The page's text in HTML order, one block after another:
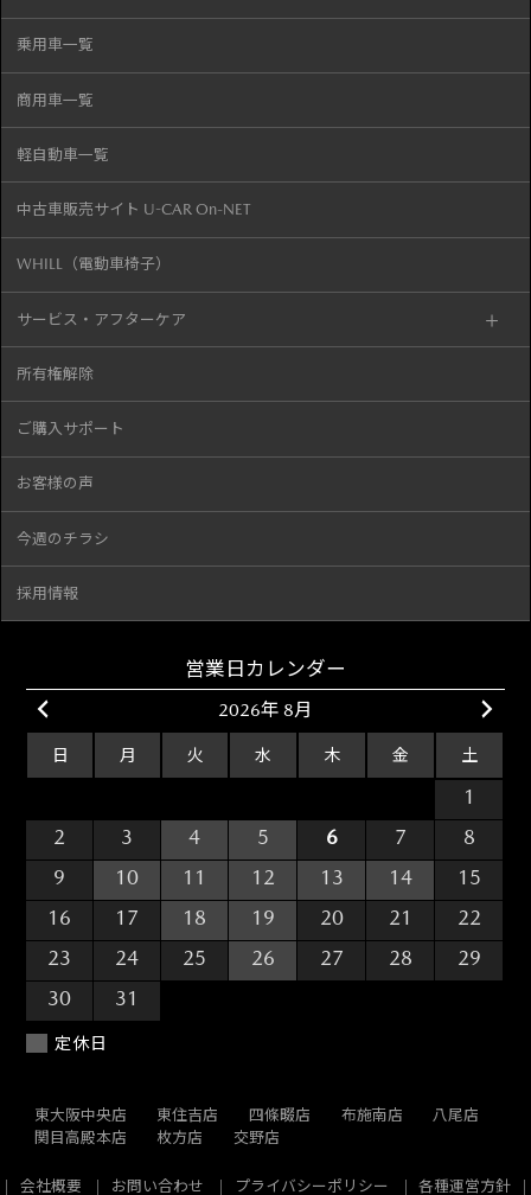
乗用車一覧
商用車一覧
軽自動車一覧
中古車販売サイト U-CAR On-NET
WHILL（電動車椅子）
サービス・アフターケア
所有権解除
ご購入サポート
お客様の声
今週のチラシ
採用情報
営業日カレンダー
2026年 8月
日 月 火 水 木 金 土
1
2
3 4 5 6 7
8
9
10 11 12 13 14
15
16
17 18 19 20 21
22
23
24 25 26 27 28
29
30
31
定休日
東大阪中央店 東住吉店 四條畷店 布施南店
八尾店
関目高殿本店
枚方店 交野店
会社概要 お問い合わせ プライバシーポリシー 各種運営方針